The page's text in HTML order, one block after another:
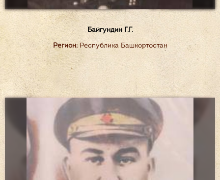
Байгундин Г.Г.
Регион:Республика Башкортостан